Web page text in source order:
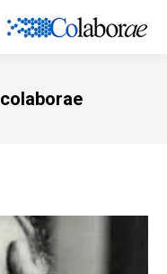
colaborae